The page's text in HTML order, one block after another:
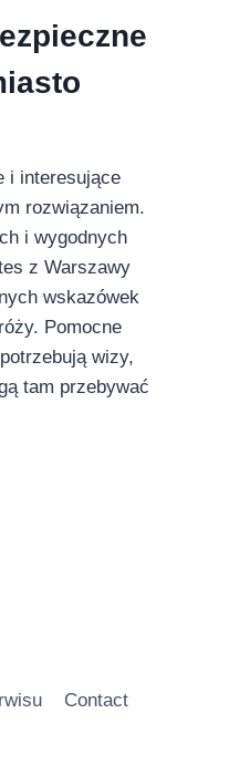
i interesujące
rozwiązaniem.
i wygodnych
z Warszawy
wskazówek
Pomocne
wizy,
tam przebywać
Contact